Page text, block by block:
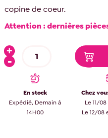
copine de coeur.
Attention : dernières
En stock
Expédié, Demain à
14H00
Chez
Le 11/
Le 12/08